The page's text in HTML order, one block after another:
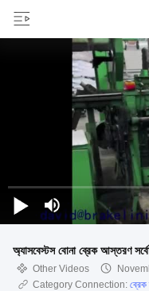
অ্যাসবেস্টস বোনা ব্রেক আস্তরণ
Other Videos
Category Connection: ব্রেক